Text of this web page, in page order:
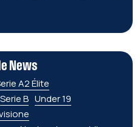
News
A2 Élite
Serie B Under 19